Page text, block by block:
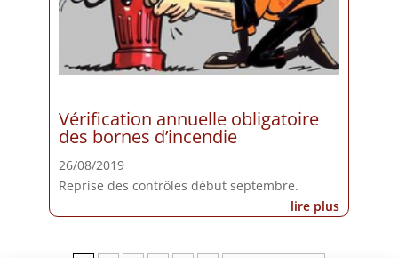
Vérification annuelle obligatoire
des bornes d’incendie
26/08/2019
Reprise des contrôles début septembre.
lire plus